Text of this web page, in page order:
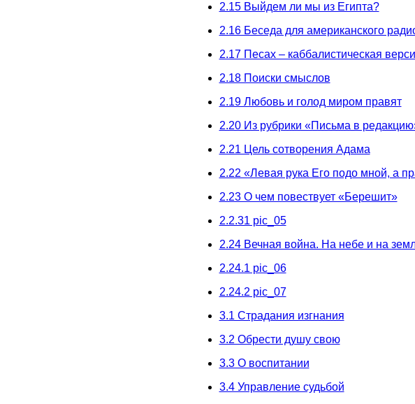
2.15 Выйдем ли мы из Египта?
2.16 Беседа для американского
2.17 Песах – каббалистическая
2.18 Поиски смыслов
2.19 Любовь и голод миром правят
2.20 Из рубрики «Письма в
2.21 Цель сотворения Адама
2.22 «Левая рука Его подо мной, а
2.23 О чем повествует «Берешит»
2.2.31 pic_05
2.24 Вечная война. На небе и на
2.24.1 pic_06
2.24.2 pic_07
3.1 Страдания изгнания
3.2 Обрести душу свою
3.3 О воспитании
3.4 Управление судьбой